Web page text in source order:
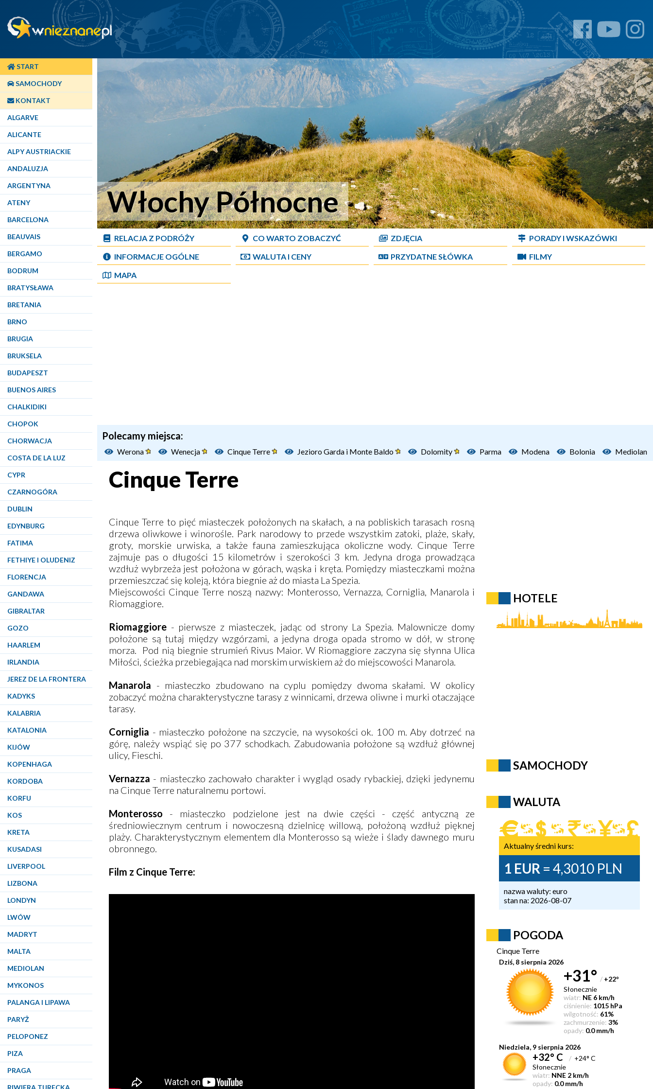
START
SAMOCHODY
KONTAKT
ALGARVE
ALICANTE
ALPY AUSTRIACKIE
ANDALUZJA
ARGENTYNA
ATENY
BARCELONA
BEAUVAIS
BERGAMO
BODRUM
BRATYSŁAWA
BRETANIA
BRNO
BRUGIA
BRUKSELA
BUDAPESZT
BUENOS AIRES
CHALKIDIKI
CHOPOK
CHORWACJA
COSTA DE LA LUZ
CYPR
CZARNOGÓRA
DUBLIN
EDYNBURG
FATIMA
FETHIYE I OLUDENIZ
FLORENCJA
GANDAWA
GIBRALTAR
GOZO
HAARLEM
IRLANDIA
JEREZ DE LA FRONTERA
KADYKS
KALABRIA
KATALONIA
KIJÓW
KOPENHAGA
KORDOBA
KORFU
KOS
KRETA
KUSADASI
LIVERPOOL
LIZBONA
LONDYN
LWÓW
MADRYT
MALTA
MEDIOLAN
MYKONOS
PALANGA I LIPAWA
PARYŻ
PELOPONEZ
PIZA
PRAGA
RIWIERA TURECKA
Włochy Północne
RELACJA Z PODRÓŻY CO WARTO ZOBACZYĆ ZDJĘCIA
PORADY I WSKAZÓWKI
INFORMACJE OGÓLNE
WALUTA I CENY PRZYDATNE SŁÓWKA
FILMY
MAPA
Polecamy miejsca:
Werona Wenecja Cinque Terre Jezioro Garda i Monte Baldo Dolomity Parma Modena Bolonia Mediolan
Cinque Terre
Cinque Terre to pięć miasteczek położonych na skałach, a na pobliskich tarasach rosną
drzewa oliwkowe i winorośle. Park narodowy to przede wszystkim zatoki, plaże, skały,
groty, morskie urwiska, a także fauna zamieszkująca okoliczne wody. Cinque Terre
zajmuje pas o długości 15 kilometrów i szerokości 3 km. Jedyna droga prowadząca
wzdłuż wybrzeża jest położona w górach, wąska i kręta. Pomiędzy miasteczkami można
przemieszczać się koleją, która biegnie aż do miasta La Spezia.
Miejscowości Cinque Terre noszą nazwy: Monterosso, Vernazza, Corniglia, Manarola i
Riomaggiore.
Riomaggiore - pierwsze z miasteczek, jadąc od strony La Spezia. Malownicze domy
położone są tutaj między wzgórzami, a jedyna droga opada stromo w dół, w stronę
morza. Pod nią biegnie strumień Rivus Maior. W Riomaggiore zaczyna się słynna Ulica
Miłości, ścieżka przebiegająca nad morskim urwiskiem aż do miejscowości Manarola.
Manarola - miasteczko zbudowano na cyplu pomiędzy dwoma skałami. W okolicy
zobaczyć można charakterystyczne tarasy z winnicami, drzewa oliwne i murki otaczające
tarasy.
Corniglia - miasteczko położone na szczycie, na wysokości ok. 100 m. Aby dotrzeć na
górę, należy wspiąć się po 377 schodkach. Zabudowania położone są wzdłuż głównej
ulicy, Fieschi.
Vernazza - miasteczko zachowało charakter i wygląd osady rybackiej, dzięki jedynemu
na Cinque Terre naturalnemu portowi.
Monterosso - miasteczko podzielone jest na dwie części - część antyczną ze
średniowiecznym centrum i nowoczesną dzielnicę willową, położoną wzdłuż pięknej
plaży. Charakterystycznym elementem dla Monterosso są wieże i ślady dawnego muru
obronnego.
Film z Cinque Terre:
HOTELE
SAMOCHODY
WALUTA
Aktualny średni kurs:
1 EUR = 4,3010 PLN
nazwa waluty: euro
stan na: 2026-08-07
POGODA
Cinque Terre
Dziś, 8 sierpnia 2026
+31° / +22°
Słonecznie
wiatr: NE 6 km/h
ciśnienie: 1015 hPa
wilgotność: 61%
zachmurzenie: 3%
opady: 0.0 mm/h
Niedziela, 9 sierpnia 2026
+32° C / +24° C
Słonecznie
wiatr: NNE 2 km/h
opady: 0.0 mm/h